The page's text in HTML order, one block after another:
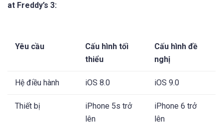
at Freddy’s 3:
Yêu cầu
Cấu hình tối
thiểu
Cấu hình đề
nghị
Hệ điều hành iOS 8.0 iOS 9.0
Thiết bị
iPhone 5s trở
lên
iPhone 6 trở
lên